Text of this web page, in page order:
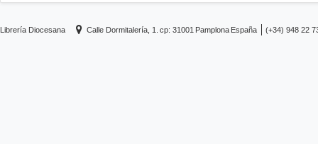
Librería Diocesana Calle Dormitalería, 1. cp: 31001 Pamplona España (+34) 948 22